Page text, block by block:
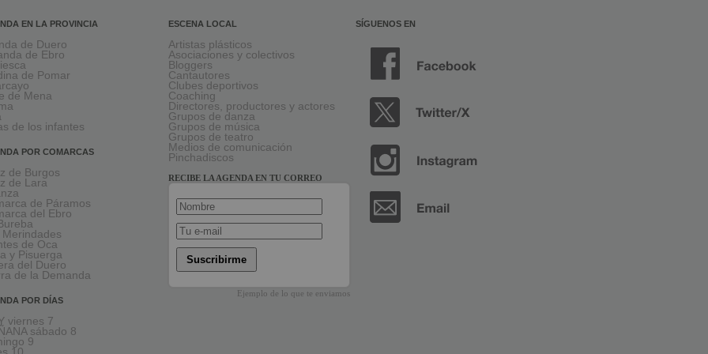
EN LA PROVINCIA
de Duero
de Ebro
de Pomar
de Mena
de los infantes
POR COMARCAS
de Burgos
de Lara
de Páramos
del Ebro
Merindades
de Oca
y Pisuerga
del Duero
de la Demanda
POR DÍAS
viernes 7
sábado 8
9
ESCENA LOCAL
Artistas plásticos
Asociaciones y colectivos
Bloggers
Cantautores
Clubes deportivos
Coaching
Directores, productores y actores
Grupos de danza
Grupos de música
Grupos de teatro
Medios de comunicación
Pinchadiscos
RECIBE LA AGENDA EN TU CORREO
Suscribirme
Ejemplo de lo que te enviamos
SÍGUENOS EN